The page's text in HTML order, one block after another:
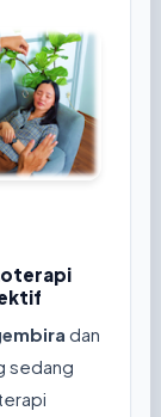
dan
sedang